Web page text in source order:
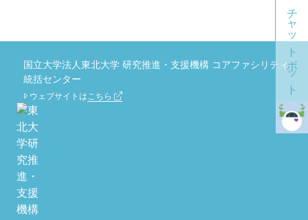
チャットボット
国立大学法人東北大学 研究推進・支援機構 コアファシリティ
統括センター
ウェブサイトはこちら